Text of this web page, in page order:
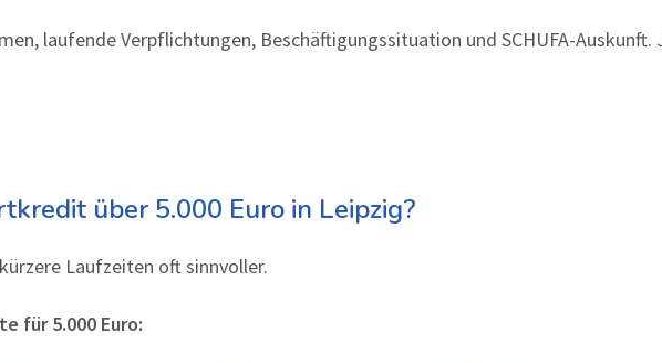
laufende Verpflichtungen, Beschäftigungssituation und SCHUFA-
über 5.000 Euro in Leipzig?
Laufzeiten oft sinnvoller.
für 5.000 Euro: